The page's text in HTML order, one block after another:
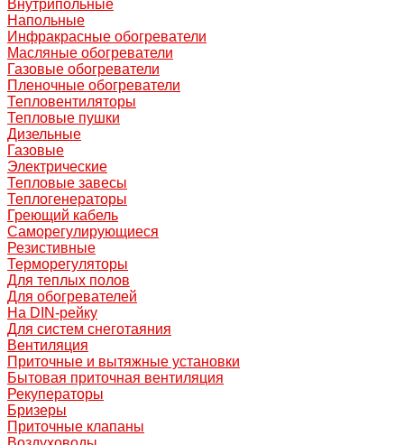
Внутрипольные
Напольные
Инфракрасные обогреватели
Масляные обогреватели
Газовые обогреватели
Пленочные обогреватели
Тепловентиляторы
Тепловые пушки
Дизельные
Газовые
Электрические
Тепловые завесы
Теплогенераторы
Греющий кабель
Саморегулирующиеся
Резистивные
Терморегуляторы
Для теплых полов
Для обогревателей
На DIN-рейку
Для систем снеготаяния
Вентиляция
Приточные и вытяжные установки
Бытовая приточная вентиляция
Рекуператоры
Бризеры
Приточные клапаны